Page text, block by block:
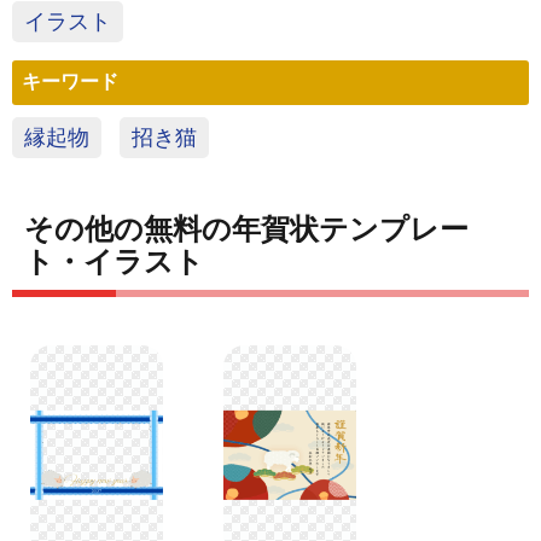
イラスト
キーワード
縁起物 招き猫
その他の無料の年賀状テンプレー
ト・イラスト